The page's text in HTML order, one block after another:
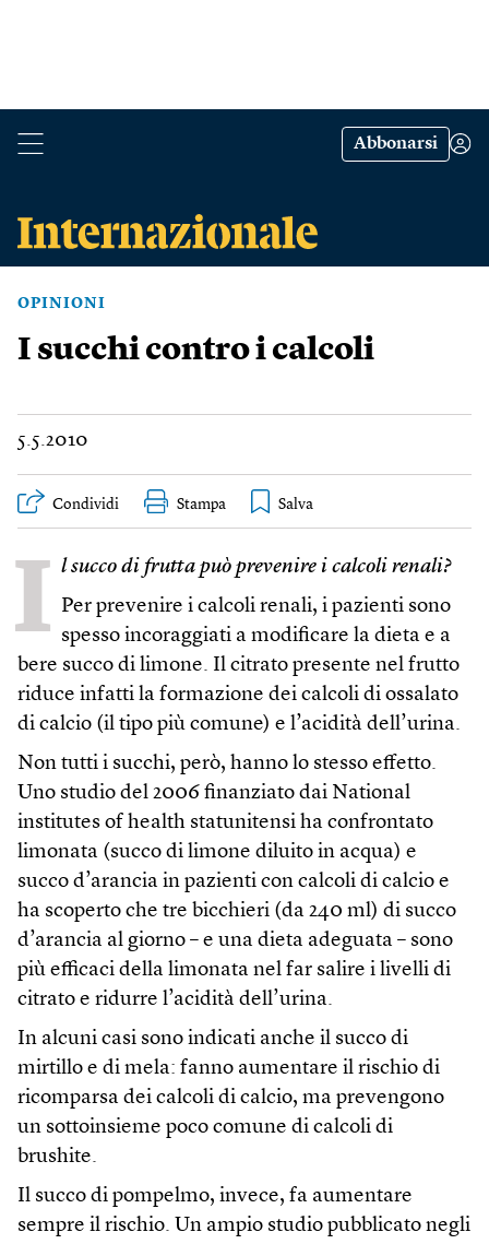
Abbonarsi
OPINIONI
I succhi contro i calcoli
5.5.2010
Condividi Stampa
I l succo di frutta può prevenire i calcoli renali?
Per prevenire i calcoli renali, i pazienti sono
spesso incoraggiati a modificare la dieta e a
bere succo di limone. Il citrato presente nel frutto
riduce infatti la formazione dei calcoli di ossalato
di calcio (il tipo più comune) e l’acidità dell’urina.
Non tutti i succhi, però, hanno lo stesso effetto.
Uno studio del 2006 finanziato dai National
institutes of health statunitensi ha confrontato
limonata (succo di limone diluito in acqua) e
succo d’arancia in pazienti con calcoli di calcio e
ha scoperto che tre bicchieri (da 240 ml) di succo
d’arancia al giorno – e una dieta adeguata – sono
più efficaci della limonata nel far salire i livelli di
citrato e ridurre l’acidità dell’urina.
In alcuni casi sono indicati anche il succo di
mirtillo e di mela: fanno aumentare il rischio di
ricomparsa dei calcoli di calcio, ma prevengono
un sottoinsieme poco comune di calcoli di
brushite.
Il succo di pompelmo, invece, fa aumentare
sempre il rischio. Un ampio studio pubblicato negli